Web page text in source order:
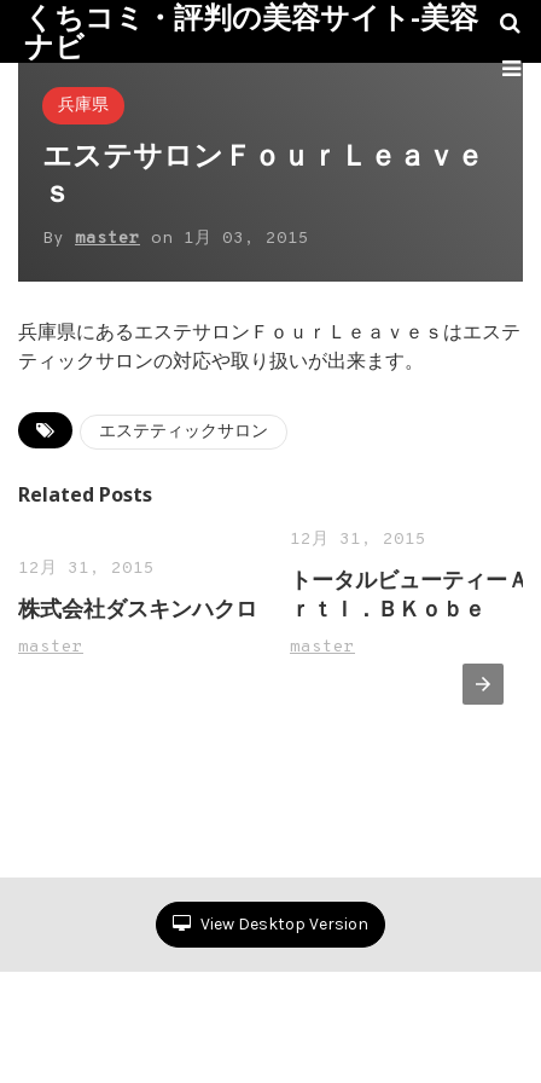
くちコミ・評判の美容サイト-美容
ナビ
兵庫県
エステサロンＦｏｕｒＬｅａｖｅ
ｓ
By master on 1月 03, 2015
兵庫県にあるエステサロンＦｏｕｒＬｅａｖｅｓはエステ
ティックサロンの対応や取り扱いが出来ます。
エステティックサロン
Related Posts
12月 31, 2015
株式会社ダスキンハクロ
master
12月 31, 2015
トータルビューティーＡ
ｒｔＩ．ＢＫｏｂｅ
master
View Desktop Version